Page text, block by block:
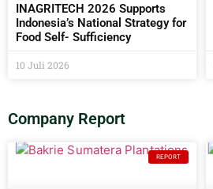
INAGRITECH 2026 Supports
Indonesia’s National Strategy for
Food Self- Sufficiency
10 Juli 2026
Company Report
REPORT